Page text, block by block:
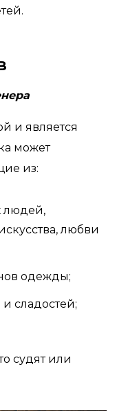
и является
может
из:
людей,
любви
одежды;
сладостей;
судят или